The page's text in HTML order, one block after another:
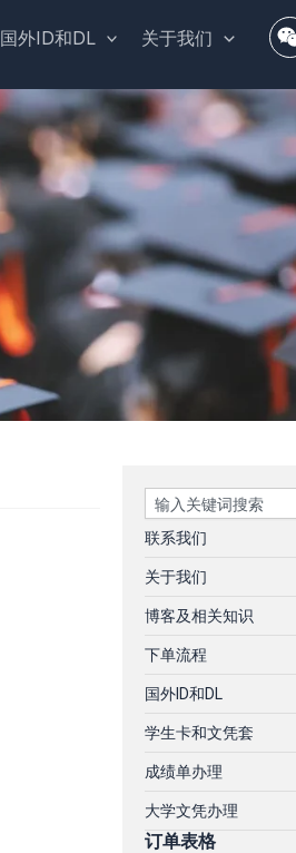
国外ID和DL 关于我们
Search
联系我们
关于我们
博客及相关知识
下单流程
国外ID和DL
学生卡和文凭套
成绩单办理
大学文凭办理
订单表格